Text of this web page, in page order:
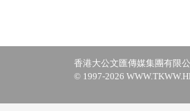
香港大公文匯傳媒集團有限
© 1997-2026